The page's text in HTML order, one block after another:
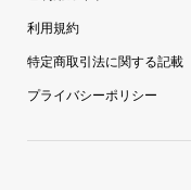
利用規約
特定商取引法に関する記載
プライバシーポリシー